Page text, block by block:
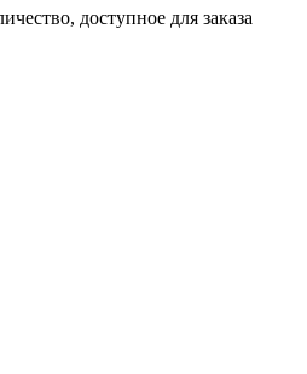
доступное для заказа